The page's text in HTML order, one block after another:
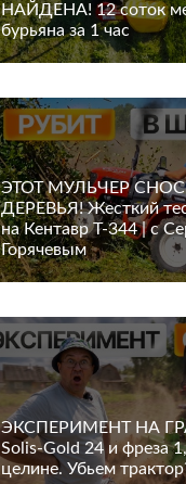
НАЙДЕНА! 12 соток
бурьяна за 1 час
ЭТОТ МУЛЬЧЕР
ДЕРЕВЬЯ! Жесткий
на Кентавр Т-344 | с
Горячевым
ЭКСПЕРИМЕНТ НА
Solis-Gold 24 и фреза
целине. Убьем